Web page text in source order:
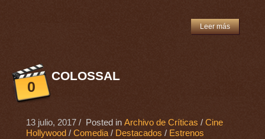
Leer más
0
COLOSSAL
13 julio, 2017/ Posted in Archivo de Críticas / Cine
Hollywood / Comedia/ Destacados / Estrenos